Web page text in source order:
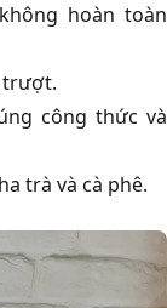
hoàn toàn
trượt.
công thức và
trà và cà phê.